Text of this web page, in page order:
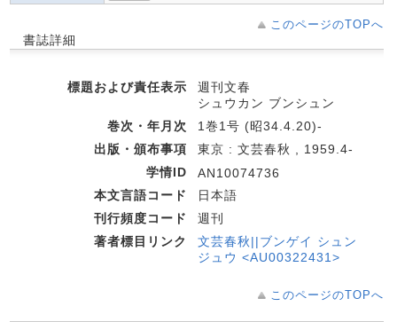
このページのTOPへ
書誌詳細
標題および責任表示
週刊文春
シュウカン ブンシュン
巻次・年月次
1巻1号 (昭34.4.20)-
出版・頒布事項
東京 : 文芸春秋 , 1959.4-
学情ID
AN10074736
本文言語コード
日本語
刊行頻度コード
週刊
著者標目リンク
文芸春秋||ブンゲイ シュン
ジュウ <AU00322431>
このページのTOPへ